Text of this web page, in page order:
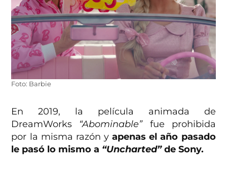
Foto: Barbie
En 2019, la película animada de
DreamWorks “Abominable”fue prohibida
por la misma razón yapenas el año pasado
le pasó lo mismo a “Uncharted”de Sony.